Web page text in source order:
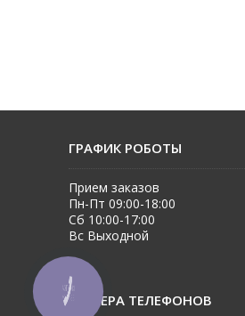
ГРАФИК РОБОТЫ
Прием заказов
Пн-Пт 09:00-18:00
Сб 10:00-17:00
Вс Выходной
НОМЕРА ТЕЛЕФОНОВ
КНОПКА
ЗВ'ЯЗКУ